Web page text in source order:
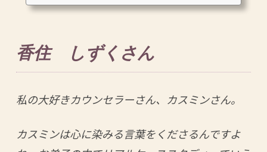
香住 しずくさん
私の大好きカウンセラーさん、カスミンさん。
カスミンは心に染みる言葉をくださるんですよ